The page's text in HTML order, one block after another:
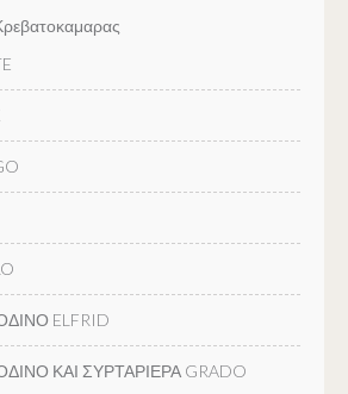
ELFRID
ΚΑΙ ΣΥΡΤΑΡΙΕΡΑ GRADO